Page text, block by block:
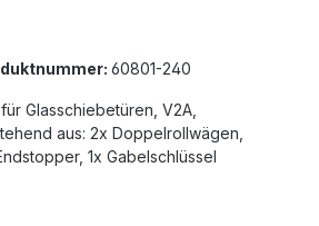
60801-240
Glasschiebetüren, V2A,
aus: 2x Doppelrollwägen,
1x Gabelschlüssel